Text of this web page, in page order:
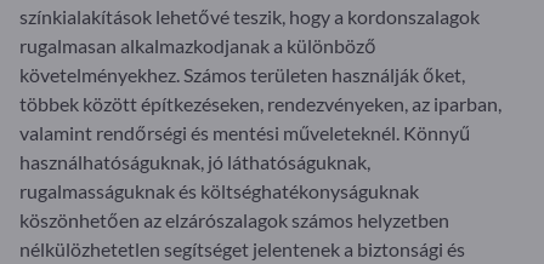
színkialakítások lehetővé teszik, hogy a kordonszalagok
rugalmasan alkalmazkodjanak a különböző
követelményekhez. Számos területen használják őket,
többek között építkezéseken, rendezvényeken, az iparban,
valamint rendőrségi és mentési műveleteknél. Könnyű
használhatóságuknak, jó láthatóságuknak,
rugalmasságuknak és költséghatékonyságuknak
köszönhetően az elzárószalagok számos helyzetben
nélkülözhetetlen segítséget jelentenek a biztonsági és